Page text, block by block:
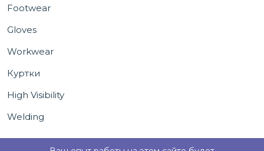
Footwear
Gloves
Workwear
Куртки
High Visibility
Welding